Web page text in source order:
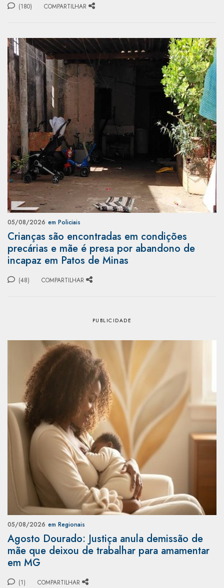
(180) COMPARTILHAR
05/08/2026 em Policiais
Crianças são encontradas em condições
precárias e mãe é presa por abandono de
incapaz em Patos de Minas
(48) COMPARTILHAR
05/08/2026 em Regionais
Agosto Dourado: Justiça anula demissão de
mãe que deixou de trabalhar para amamentar
em MG
(1) COMPARTILHAR